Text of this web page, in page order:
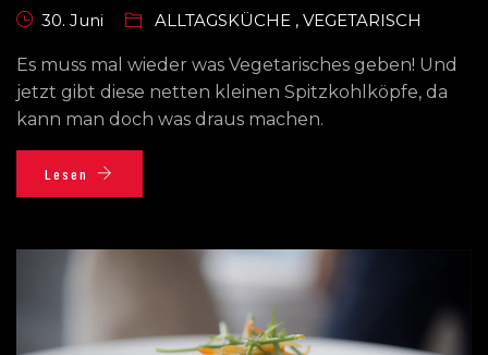
30. Juni ALLTAGSKÜCHE , VEGETARISCH
Es muss mal wieder was Vegetarisches geben! Und
jetzt gibt diese netten kleinen Spitzkohlköpfe, da
kann man doch was draus machen.
Lesen